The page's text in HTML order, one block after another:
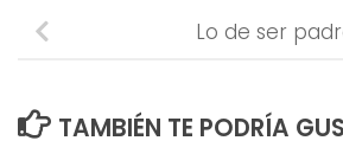
Lo de ser
TAMBIÉN TE PODRÍA